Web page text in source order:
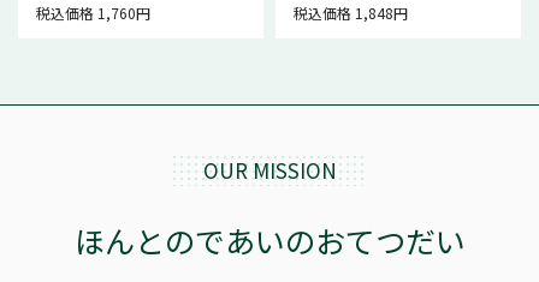
税込価格 1,760円 税込価格 1,848円
OUR MISSION
ほんとのであいのおてつだい